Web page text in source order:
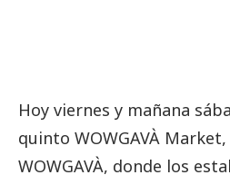
Hoy viernes y mañana
quinto WOWGAVÀ
WOWGAVÀ, donde los